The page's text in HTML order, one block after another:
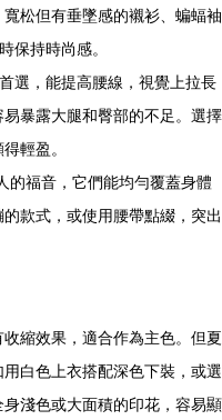
松但有垂墜感的襯衫、蝙蝠袖
保持時尚感。
選，能提高腰線，視覺上拉長
暴露大腿和臀部的不足。選擇
輕盈。
的福音，它們能均勻覆蓋身體
款式，或使用腰帶點綴，突出
縮效果，適合作為主色。但夏
白色上衣搭配深色下裝，或選
淺色或大面積的印花，容易顯